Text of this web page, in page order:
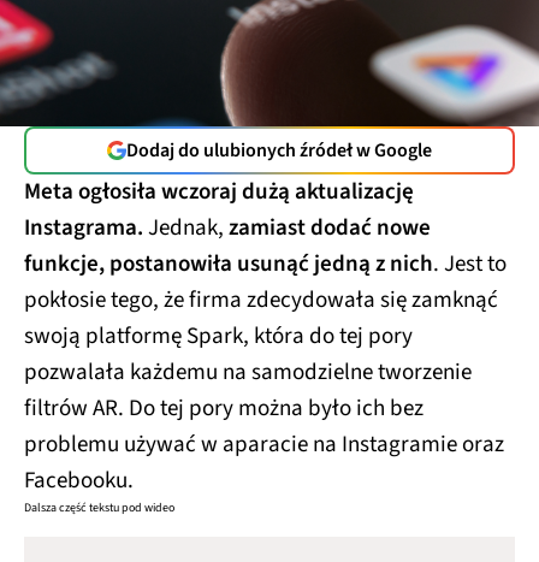
Dodaj do ulubionych źródeł w Google
Meta ogłosiła wczoraj dużą aktualizację
Instagrama.Jednak,zamiast dodać nowe
funkcje, postanowiła usunąć jedną z nich. Jest to
pokłosie tego, że firma zdecydowała się zamknąć
swoją platformę Spark, która do tej pory
pozwalała każdemu na samodzielne tworzenie
filtrów AR. Do tej pory można było ich bez
problemu używać w aparacie na Instagramie oraz
Facebooku.
Dalsza część tekstu pod wideo